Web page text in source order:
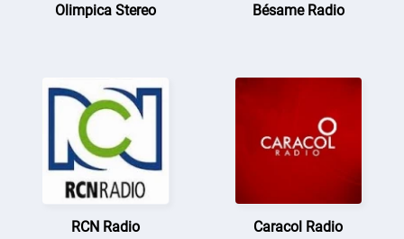
Olimpica Stereo Bésame Radio
RCN Radio Caracol Radio